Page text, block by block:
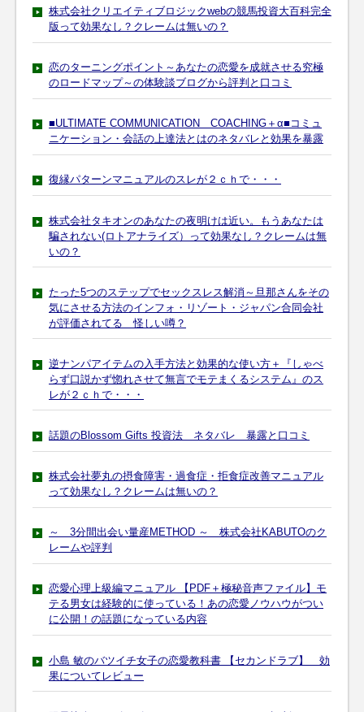
株式会社クリエイティブロジックwebの競馬投資大百科完全
版って効果なし？クレームは無いの？
恋のターニングポイント～あなたの恋愛を成就させる究極
のロードマップ～の体験談ブログから評判と口コミ
■ULTIMATE COMMUNICATION COACHING＋α■コミュ
ニケーション・会話の上達法とはのネタバレと効果を暴露
復縁パターンマニュアルのスレが２ｃｈで・・・
株式会社タキオンのあなたの夜明けは近い。もうあなたは
騙されない(ロトアナライズ）って効果なし？クレームは無
いの？
たった5つのステップでセックスレス解消～旦那さんをその
気にさせる方法のインフォ・リゾート・ジャパン合同会社
が評価されてる 怪しい噂？
逆ナンパアイテムの入手方法と効果的な使い方＋『しゃべ
らず口説かず惚れさせて無言でモテまくるシステム』のス
レが２ｃｈで・・・
話題のBlossom Gifts 投資法 ネタバレ 暴露と口コミ
株式会社夢丸の摂食障害・過食症・拒食症改善マニュアル
って効果なし？クレームは無いの？
～ 3分間出会い量産METHOD ～ 株式会社KABUTOのク
レームや評判
恋愛心理上級編マニュアル 【PDF＋極秘音声ファイル】モ
テる男女は経験的に使っている！あの恋愛ノウハウがつい
に公開！の話題になっている内容
小島 敏のバツイチ女子の恋愛教科書 【セカンドラブ】 効
果についてレビュー